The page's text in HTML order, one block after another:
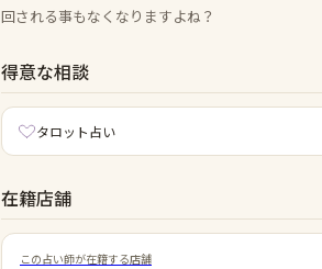
回される事もなくなりますよね？
得意な相談
タロット占い
在籍店舗
この占い師が在籍する店舗